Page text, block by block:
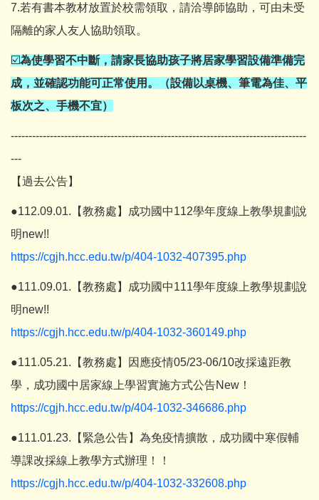
7.若有書本教材放置於校需領取，請洽導師協助，可由未受
隔離的家人友人協助領取。
☑️為使學習不中斷，請家長協助孩子將居家學習設備準備完
成，並確認功能可正常使用。（設備以桌機、筆電為佳、平
板次之、手機不宜）
-----------------------------------------------------------------------------------
---
【過去公告】
●112.09.01.【教務處】成功國中112學年度線上教學規劃說
明new!!
https://cgjh.hcc.edu.tw/p/404-1032-407395.php
●111.09.01.【教務處】成功國中111學年度線上教學規劃說
明new!!
https://cgjh.hcc.edu.tw/p/404-1032-360149.php
●111.05.21.【教務處】因應疫情05/23-06/10改採遠距教
學，成功國中居家線上學習實施方式公告New！
https://cgjh.hcc.edu.tw/p/404-1032-346686.php
●111.01.23.【緊急公告】為免疫情擴散，成功國中寒假輔
導課改採線上教學方式辦理！！
https://cgjh.hcc.edu.tw/p/404-1032-332608.php